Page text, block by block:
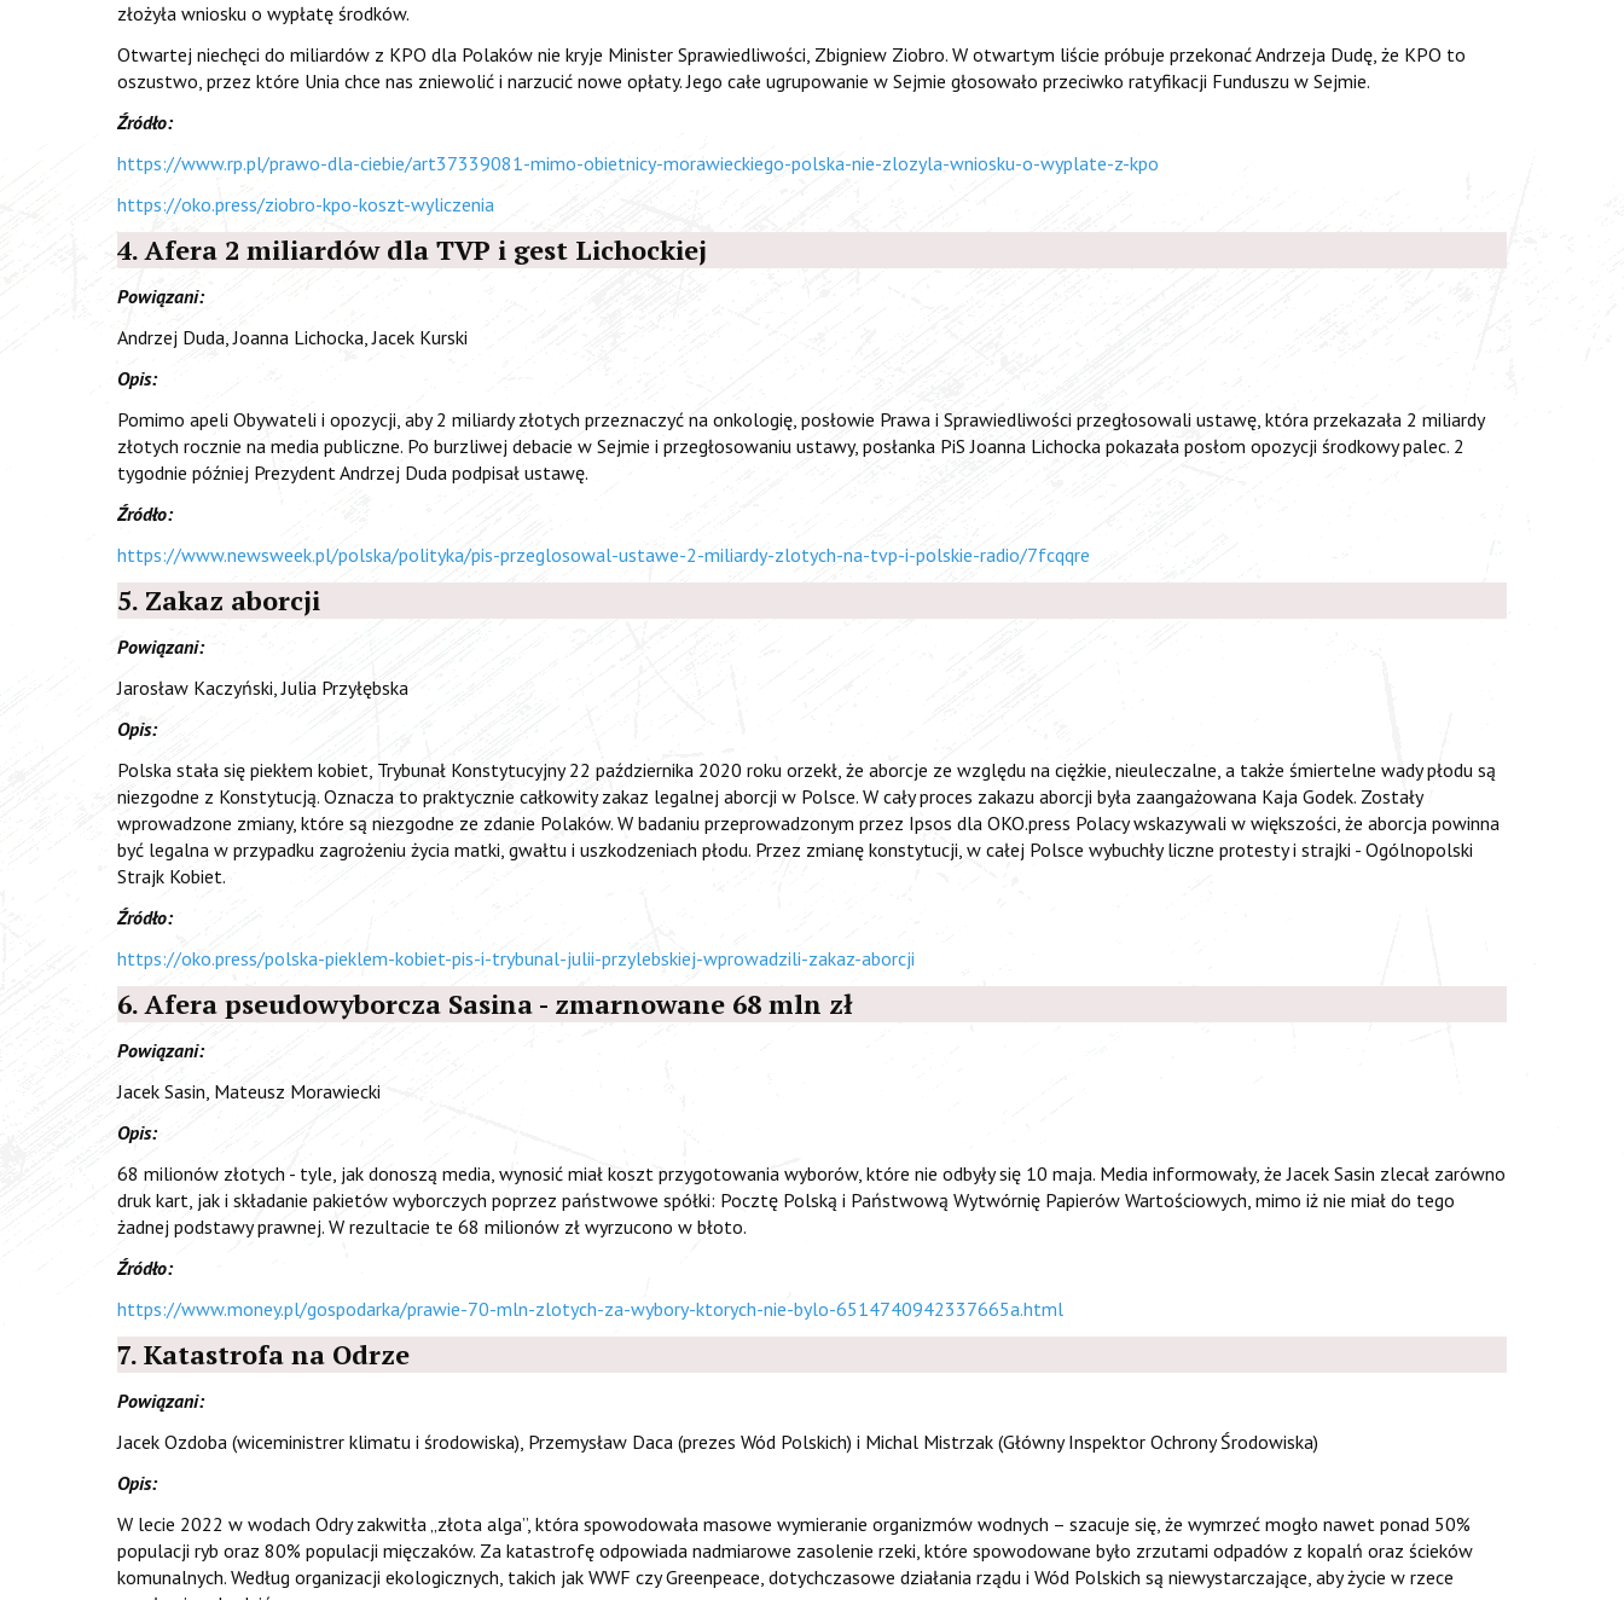
złożyła wniosku o wypłatę środków.
Otwartej niechęci do miliardów z KPO dla Polaków nie kryje Minister Sprawiedliwości, Zbigniew Ziobro. W otwartym liście próbuje przekonać Andrzeja Dudę, że KPO to
oszustwo, przez które Unia chce nas zniewolić i narzucić nowe opłaty. Jego całe ugrupowanie w Sejmie głosowało przeciwko ratyfikacji Funduszu w Sejmie.
Źródło:
https://www.rp.pl/prawo-dla-ciebie/art37339081-mimo-obietnicy-morawieckiego-polska-nie-zlozyla-wniosku-o-wyplate-z-kpo
https://oko.press/ziobro-kpo-koszt-wyliczenia
4. Afera 2 miliardów dla TVP i gest Lichockiej
Powiązani:
Andrzej Duda, Joanna Lichocka, Jacek Kurski
Opis:
Pomimo apeli Obywateli i opozycji, aby 2 miliardy złotych przeznaczyć na onkologię, posłowie Prawa i Sprawiedliwości przegłosowali ustawę, która przekazała 2 miliardy
złotych rocznie na media publiczne. Po burzliwej debacie w Sejmie i przegłosowaniu ustawy, posłanka PiS Joanna Lichocka pokazała posłom opozycji środkowy palec. 2
tygodnie później Prezydent Andrzej Duda podpisał ustawę.
Źródło:
https://www.newsweek.pl/polska/polityka/pis-przeglosowal-ustawe-2-miliardy-zlotych-na-tvp-i-polskie-radio/7fcqqre
5. Zakaz aborcji
Powiązani:
Jarosław Kaczyński, Julia Przyłębska
Opis:
Polska stała się piekłem kobiet, Trybunał Konstytucyjny 22 października 2020 roku orzekł, że aborcje ze względu na ciężkie, nieuleczalne, a także śmiertelne wady płodu są
niezgodne z Konstytucją. Oznacza to praktycznie całkowity zakaz legalnej aborcji w Polsce. W cały proces zakazu aborcji była zaangażowana Kaja Godek. Zostały
wprowadzone zmiany, które są niezgodne ze zdanie Polaków. W badaniu przeprowadzonym przez Ipsos dla OKO.press Polacy wskazywali w większości, że aborcja powinna
być legalna w przypadku zagrożeniu życia matki, gwałtu i uszkodzeniach płodu. Przez zmianę konstytucji, w całej Polsce wybuchły liczne protesty i strajki - Ogólnopolski
Strajk Kobiet.
Źródło:
https://oko.press/polska-pieklem-kobiet-pis-i-trybunal-julii-przylebskiej-wprowadzili-zakaz-aborcji
6. Afera pseudowyborcza Sasina - zmarnowane 68 mln zł
Powiązani:
Jacek Sasin, Mateusz Morawiecki
Opis:
68 milionów złotych - tyle, jak donoszą media, wynosić miał koszt przygotowania wyborów, które nie odbyły się 10 maja. Media informowały, że Jacek Sasin zlecał zarówno
druk kart, jak i składanie pakietów wyborczych poprzez państwowe spółki: Pocztę Polską i Państwową Wytwórnię Papierów Wartościowych, mimo iż nie miał do tego
żadnej podstawy prawnej. W rezultacie te 68 milionów zł wyrzucono w błoto.
Źródło:
https://www.money.pl/gospodarka/prawie-70-mln-zlotych-za-wybory-ktorych-nie-bylo-6514740942337665a.html
7. Katastrofa na Odrze
Powiązani:
Jacek Ozdoba (wiceministrer klimatu i środowiska), Przemysław Daca (prezes Wód Polskich) i Michal Mistrzak (Główny Inspektor Ochrony Środowiska)
Opis:
W lecie 2022 w wodach Odry zakwitła „złota alga”, która spowodowała masowe wymieranie organizmów wodnych – szacuje się, że wymrzeć mogło nawet ponad 50%
populacji ryb oraz 80% populacji mięczaków. Za katastrofę odpowiada nadmiarowe zasolenie rzeki, które spowodowane było zrzutami odpadów z kopalń oraz ścieków
komunalnych. Według organizacji ekologicznych, takich jak WWF czy Greenpeace, dotychczasowe działania rządu i Wód Polskich są niewystarczające, aby życie w rzece